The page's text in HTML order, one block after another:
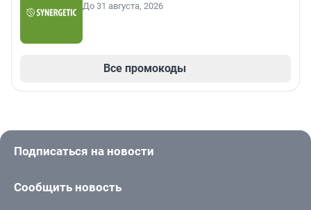
До 31 августа, 2026
Все промокоды
Подписаться на новости
Сообщить новость